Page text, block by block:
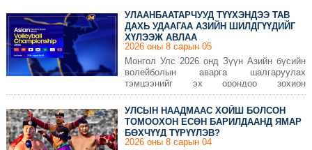
Хангал, Баттөрийн Батсуурь нарыг
нэрлэж болно.
УЛААНБААТАРЧУУД ТҮҮХЭНДЭЭ ТАВ
ДАХЬ УДААГАА АЗИЙН ШИЛДГҮҮДИЙГ
ХҮЛЭЭЖ АВЛАА
2026 оны 8 сарын 05
Монгол Улс 2026 онд Зүүн Азийн бүсийн
волейболын аварга шалгаруулах
тэмцээнийг эх орондоо зохион
байгуулахаар болж, бүс нутгийн шилдэг
багуудыг Улаанбаатарт хүлээн авах гэж
байна.
УЛСЫН НААДМААС ХОЙШ БОЛСОН
ТОМООХОН ЕСӨН БАРИЛДААНД ЯМАР
БӨХЧҮҮД ТҮРҮҮЛЭВ?
2026 оны 8 сарын 04